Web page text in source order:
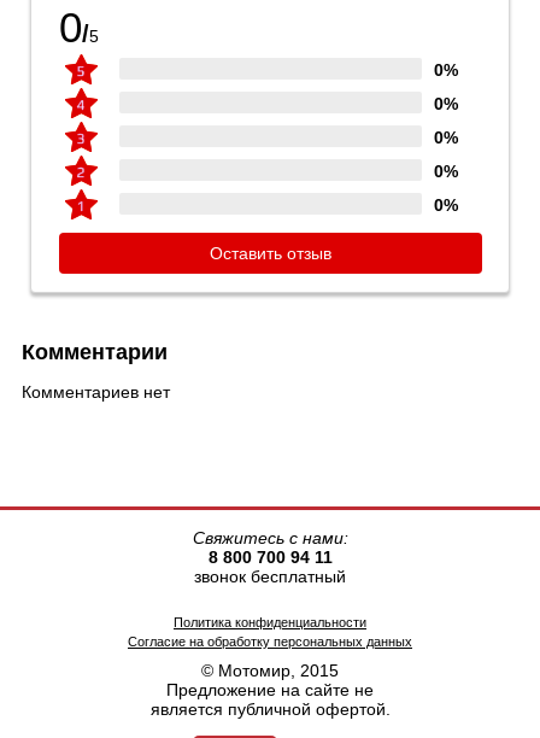
0/5
0%
0%
0%
0%
0%
Оставить отзыв
Комментарии
Комментариев нет
© Мотомир, 2015
Предложение на сайте не
является публичной офертой.
Политика конфиденциальности
Согласие на обработку персональных данных
Свяжитесь с нами:
8 800 700 94 11
звонок бесплатный